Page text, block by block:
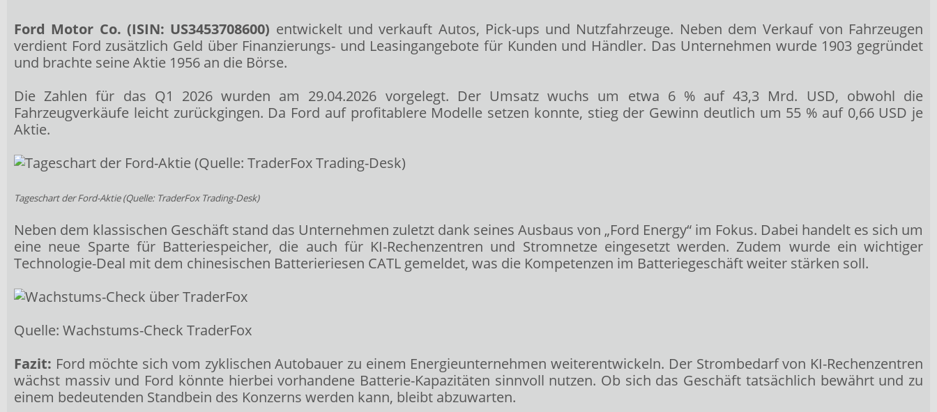
Ford Motor Co. (ISIN: US3453708600) entwickelt und verkauft Autos, Pick-ups und Nutzfahrzeuge. Neben dem Verkauf von Fahrzeugen
verdient Ford zusätzlich Geld über Finanzierungs- und Leasingangebote für Kunden und Händler. Das Unternehmen wurde 1903 gegründet
und brachte seine Aktie 1956 an die Börse.
Die Zahlen für das Q1 2026 wurden am 29.04.2026 vorgelegt. Der Umsatz wuchs um etwa 6 % auf 43,3 Mrd. USD, obwohl die
Fahrzeugverkäufe leicht zurückgingen. Da Ford auf profitablere Modelle setzen konnte, stieg der Gewinn deutlich um 55 % auf 0,66 USD je
Aktie.
Tageschart der Ford-Aktie (Quelle: TraderFox Trading-Desk)
Neben dem klassischen Geschäft stand das Unternehmen zuletzt dank seines Ausbaus von „Ford Energy“ im Fokus. Dabei handelt es sich um
eine neue Sparte für Batteriespeicher, die auch für KI-Rechenzentren und Stromnetze eingesetzt werden. Zudem wurde ein wichtiger
Technologie-Deal mit dem chinesischen Batterieriesen CATL gemeldet, was die Kompetenzen im Batteriegeschäft weiter stärken soll.
Quelle: Wachstums-Check TraderFox
Fazit: Ford möchte sich vom zyklischen Autobauer zu einem Energieunternehmen weiterentwickeln. Der Strombedarf von KI-Rechenzentren
wächst massiv und Ford könnte hierbei vorhandene Batterie-Kapazitäten sinnvoll nutzen. Ob sich das Geschäft tatsächlich bewährt und zu
einem bedeutenden Standbein des Konzerns werden kann, bleibt abzuwarten.